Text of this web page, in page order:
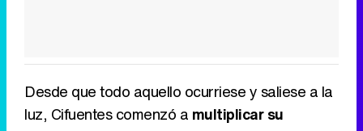
Desde que todo aquello ocurriese y saliese a la
luz, Cifuentes comenzó a multiplicar su